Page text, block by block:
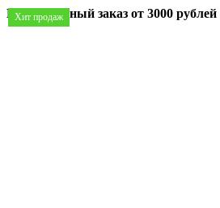
Минимальный заказ от 3000 рублей
Хит продаж